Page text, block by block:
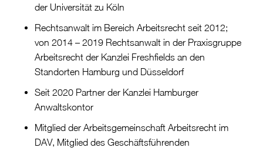
der Universität zu Köln
Rechtsanwalt im Bereich Arbeitsrecht seit 2012;
von 2014 – 2019 Rechtsanwalt in der Praxisgruppe
Arbeitsrecht der Kanzlei Freshfields an den
Standorten Hamburg und Düsseldorf
Seit 2020 Partner der Kanzlei Hamburger
Anwaltskontor
Mitglied der Arbeitsgemeinschaft Arbeitsrecht im
DAV, Mitglied des Geschäftsführenden